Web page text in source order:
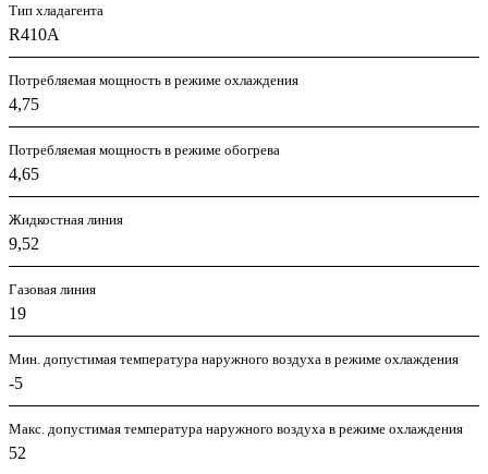
Тип хладагента
R410A
Потребляемая мощность в режиме охлаждения
4,75
Потребляемая мощность в режиме обогрева
4,65
Жидкостная линия
9,52
Газовая линия
19
Мин. допустимая температура наружного воздуха в режиме охлаждения
-5
Макс. допустимая температура наружного воздуха в режиме охлаждения
52